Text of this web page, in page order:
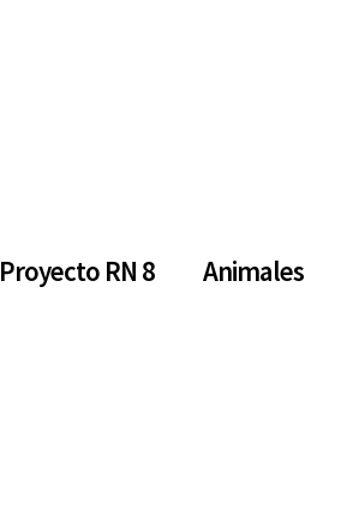
Proyecto RN 8 Animales